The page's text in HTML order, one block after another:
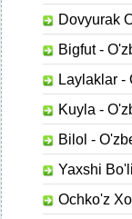
Dovyurak
Bigfut -
Laylaklar -
Kuyla -
Bilol -
Yaxshi
Ochko'z